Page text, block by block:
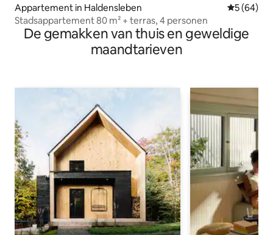
Appartement in Haldensleben
5 (64)
Stadsappartement 80 m² + terras, 4 personen
De gemakken van thuis en geweldige
maandtarieven